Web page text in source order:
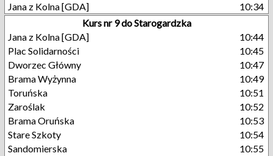
Jana z Kolna [GDA]
10:34
Kurs nr 9 do Starogardzka
Jana z Kolna [GDA]
10:44
Plac Solidarności
10:45
Dworzec Główny
10:47
Brama Wyżynna
10:49
Toruńska
10:51
Zaroślak
10:52
Brama Oruńska
10:53
Stare Szkoty
10:54
Sandomierska
10:55